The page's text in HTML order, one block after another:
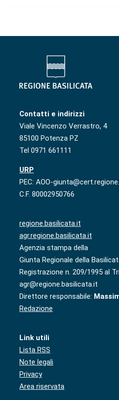
Contatti e indirizzi
Viale Vincenzo Verrastro, 4
85100 Potenza PZ
Tel 0971 661111
URP
PEC: AOO-
C.F. 80002950766
regione.basilicata.it
agr.regione.basilicata.it
Agenzia stampa della
Giunta Regionale della
Registrazione n. 209/1995 al
agr@regione.basilicata.it
Direttore responsabile:
Redazione
Link utili
Lista RSS
Note legali
Privacy
Area riservata